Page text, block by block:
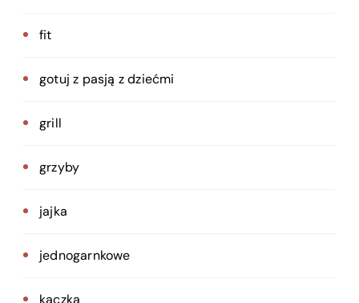
fit
gotuj z pasją z dziećmi
grill
grzyby
jajka
jednogarnkowe
kaczka